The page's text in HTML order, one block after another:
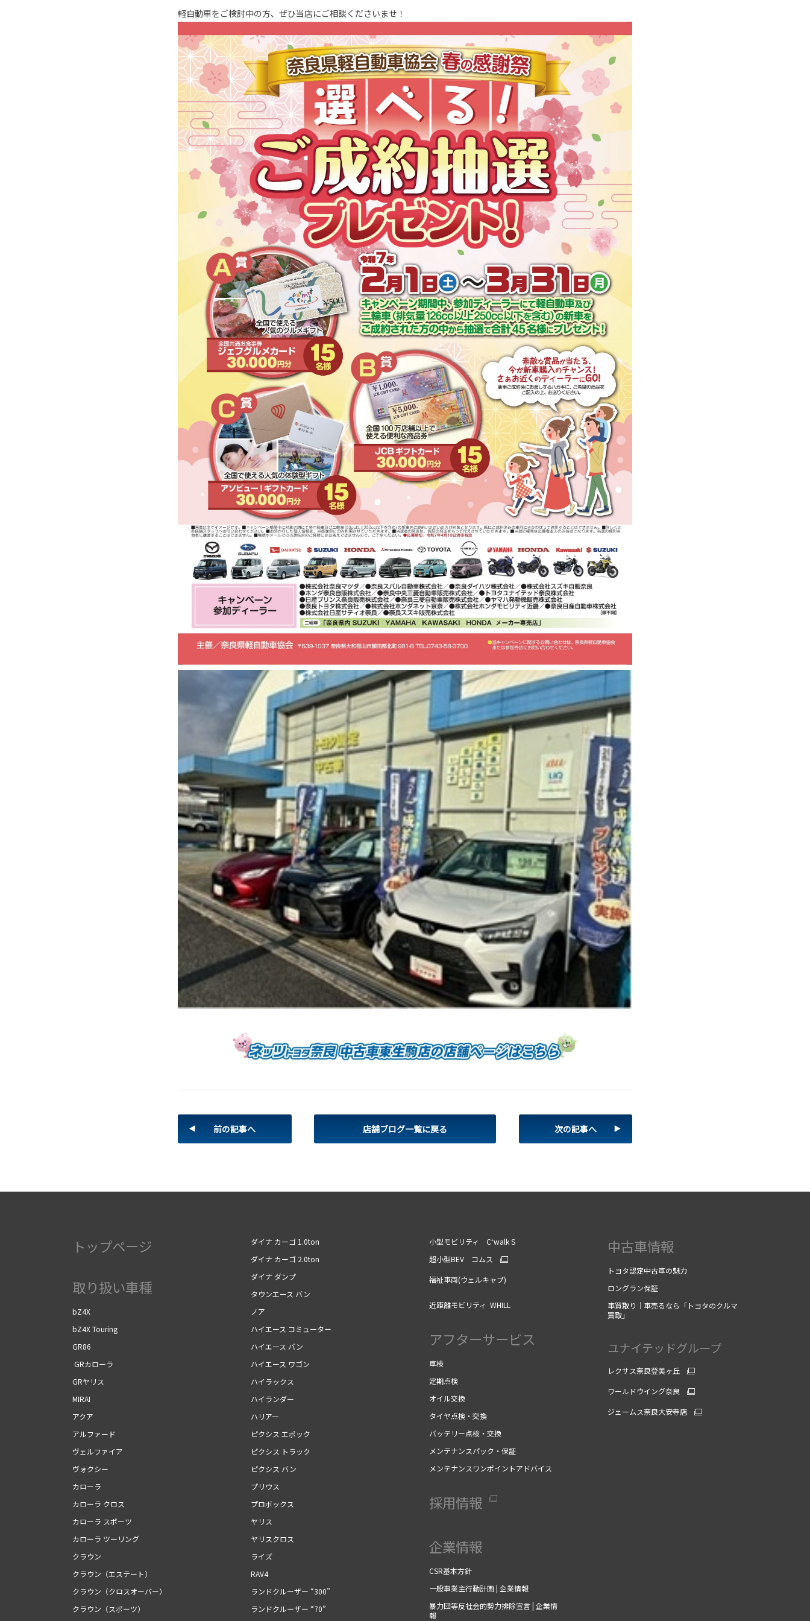
軽自動車をご検討中の方、ぜひ当店にご相談くださいませ！
前の記事へ 店舗ブログ一覧に戻る 次の記事へ
トップページ
取り扱い車種
bZ4X
bZ4X Touring
GR86
GRカローラ
GRヤリス
MIRAI
アクア
アルファード
ヴェルファイア
ヴォクシー
カローラ
カローラ クロス
カローラ スポーツ
カローラ ツーリング
クラウン
クラウン（エステート）
クラウン（クロスオーバー）
クラウン（スポーツ）
ダイナ カーゴ 1.0ton
ダイナ カーゴ 2.0ton
ダイナ ダンプ
タウンエース バン
ノア
ハイエース コミューター
ハイエース バン
ハイエース ワゴン
ハイラックス
ハイランダー
ハリアー
ピクシス エポック
ピクシス トラック
ピクシス バン
プリウス
プロボックス
ヤリス
ヤリスクロス
ライズ
RAV4
ランドクルーザー “300”
ランドクルーザー “70”
小型モビリティ C⁺walk S
超小型BEV コムス
福祉車両(ウェルキャブ)
近距離モビリティ WHILL
アフターサービス
車検
定期点検
オイル交換
タイヤ点検・交換
バッテリー点検・交換
メンテナンスパック・保証
メンテナンスワンポイントアドバイス
採用情報
企業情報
CSR基本方針
一般事業主行動計画 | 企業情報
暴力団等反社会的勢力排除宣言 | 企業情
報
中古車情報
トヨタ認定中古車の魅力
ロングラン保証
車買取り｜車売るなら「トヨタのクルマ
買取」
ユナイテッドグループ
レクサス奈良登美ヶ丘
ワールドウイング奈良
ジェームス奈良大安寺店